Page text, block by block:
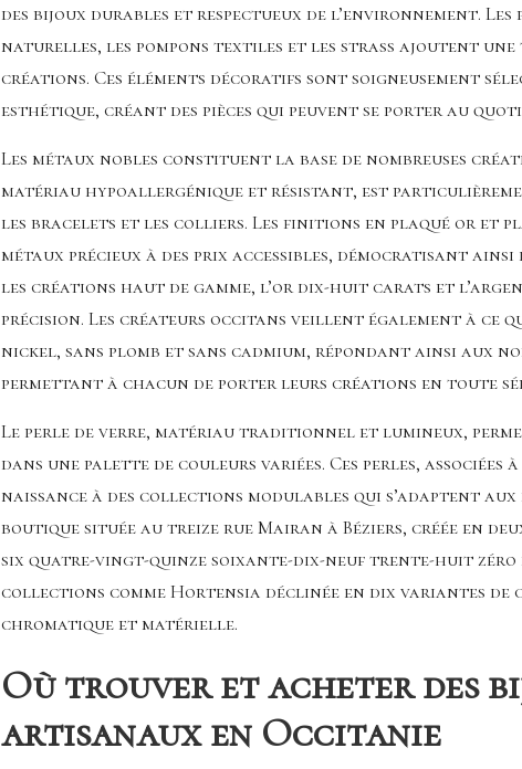
desbijoux durables et respectueux de l’environnement.
naturelles, les pompons textiles et les strass ajoutent
créations. Ces éléments décoratifs sont soigneusement
esthétique, créant des pièces qui peuvent se porter au
Les métaux nobles constituent la base de nombreuses
matériau hypoallergénique et résistant, est
les bracelets et les colliers. Les finitions en plaqué or et
métaux précieux à des prix accessibles, démocratisant ainsi
les créations haut de gamme, l’or dix-huit carats et l’
précision. Les créateurs occitans veillent également à ce
nickel, sans plomb et sans cadmium, répondant ainsi aux
permettant à chacun de porter leurs créations en toute
Le perle de verre, matériau traditionnel et lumineux,
dans une palette de couleurs variées. Ces perles,
naissance à des collections modulables qui s’adaptent
boutique située au treize rue Mairan à Béziers, créée en
six quatre-vingt-quinze soixante-dix-neuf trente-huit zéro
collections comme Hortensia déclinée en dix variantes
chromatique et matérielle.
Où trouver et acheter des
artisanaux en Occitanie